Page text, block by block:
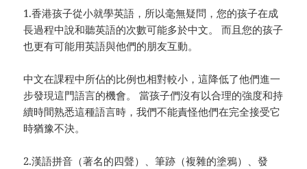
1.香港孩子從小就學英語，所以毫無疑問，您的孩子在成
長過程中說和聽英語的次數可能多於中文。 而且您的孩子
也更有可能用英語與他們的朋友互動。
中文在課程中所佔的比例也相對較小，這降低了他們進一
步發現這門語言的機會。 當孩子們沒有以合理的強度和持
續時間熟悉這種語言時，我們不能責怪他們在完全接受它
時猶豫不決。
2.漢語拼音（著名的四聲）、筆跡（複雜的塗鴉）、發